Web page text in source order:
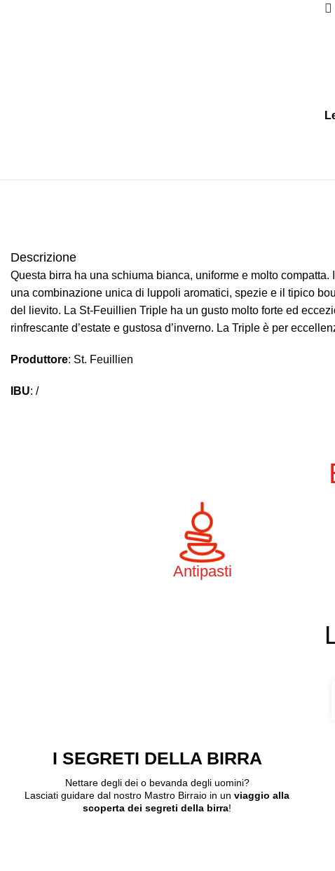
Descrizione
Questa birra ha una schiuma bianca, uniforme e molto
una combinazione unica di luppoli aromatici, spezie e il tipico
del lievito. La St-Feuillien Triple ha un gusto molto forte ed
rinfrescante d’estate e gustosa d’inverno. La Triple è per
Produttore: St. Feuillien
IBU: /
Antipasti
I SEGRETI DELLA BIRRA
Nettare degli dei o bevanda degli uomini?
Lasciati guidare dal nostro Mastro Birraio in un viaggio alla
scoperta dei segreti della birra!